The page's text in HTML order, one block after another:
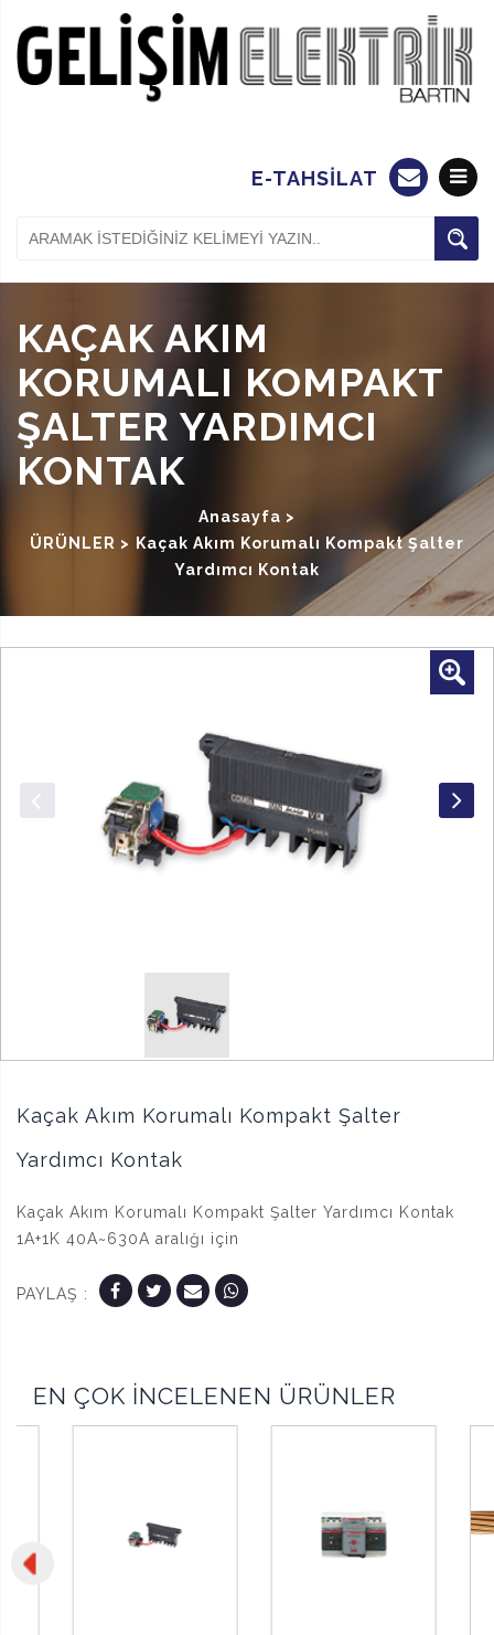
E-TAHSİLAT
KAÇAK AKIM
KORUMALI KOMPAKT
ŞALTER YARDIMCI
KONTAK
Anasayfa >
ÜRÜNLER >
Kaçak Akım Korumalı Kompakt Şalter
Yardımcı Kontak
Kaçak Akım Korumalı Kompakt Şalter
Yardımcı Kontak
Kaçak Akım Korumalı Kompakt Şalter Yardımcı Kontak
1A+1K 40A~630A aralığı için
PAYLAŞ :
EN ÇOK İNCELENEN ÜRÜNLER